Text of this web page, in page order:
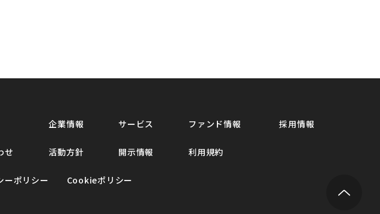
企業情報 サービス ファンド情報 採用情報
せ 活動方針 開示情報 利用規約
ーポリシー Cookieポリシー